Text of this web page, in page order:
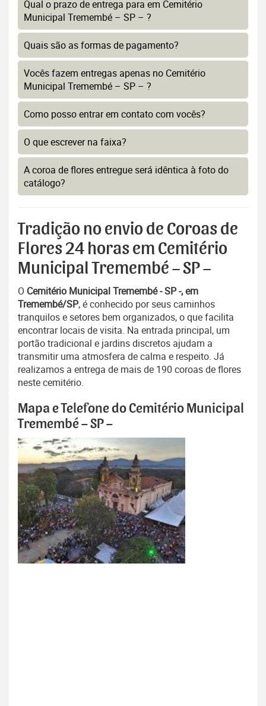
Qual o prazo de entrega para em Cemitério
Municipal Tremembé – SP – ?
Quais são as formas de pagamento?
Vocês fazem entregas apenas no Cemitério
Municipal Tremembé – SP – ?
Como posso entrar em contato com vocês?
O que escrever na faixa?
A coroa de flores entregue será idêntica à foto do
catálogo?
Tradição no envio de Coroas de
Flores 24 horas em Cemitério
Municipal Tremembé – SP –
O Cemitério Municipal Tremembé - SP -, em
Tremembé/SP, é conhecido por seus caminhos
tranquilos e setores bem organizados, o que facilita
encontrar locais de visita. Na entrada principal, um
portão tradicional e jardins discretos ajudam a
transmitir uma atmosfera de calma e respeito. Já
realizamos a entrega de mais de 190 coroas de flores
neste cemitério.
Mapa e Telefone do Cemitério Municipal
Tremembé – SP –